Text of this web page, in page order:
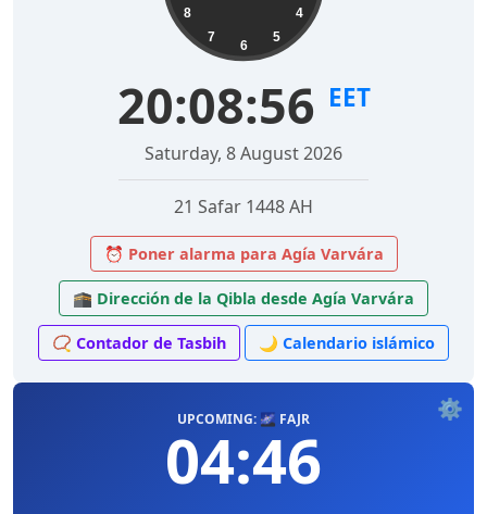
4
5
6
7
8
20:08:57 EET
Saturday, 8 August 2026
21 Safar 1448 AH
⏰ Poner alarma para Agía Varvára
🕋 Dirección de la Qibla desde Agía Varvára
📿 Contador de Tasbih 🌙 Calendario islámico
⚙️
UPCOMING: 🌌 FAJR
04:46